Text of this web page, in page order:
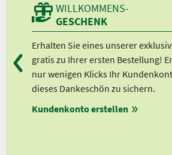
WILLKOMMENS-
GESCHENK
Erhalten Sie eines unserer
gratis zu Ihrer ersten Bestellung!
nur wenigen Klicks Ihr
dieses Dankeschön zu sichern.
Kundenkonto erstellen